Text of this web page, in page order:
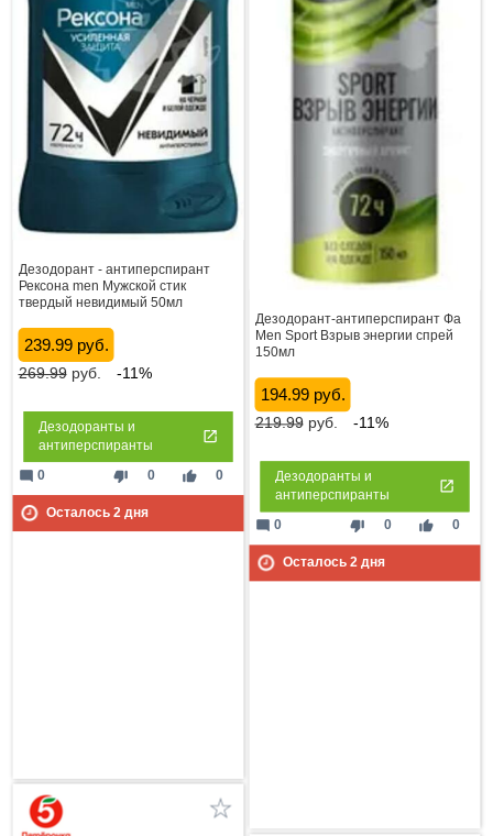
Дезодорант-антиперспирант Фа
Men Sport Взрыв энергии спрей
150мл
194.99 руб.
219.99руб. -11%
Дезодоранты и
антиперспиранты
thumb_down 0 thumb_up 0
mode_comment 0
Осталось 2дня
Дезодорант - антиперспирант
Рексона men Мужской стик
твердый невидимый 50мл
239.99 руб.
269.99руб. -11%
Дезодоранты и
антиперспиранты
thumb_down 0 thumb_up 0
mode_comment 0
Осталось 2 дня